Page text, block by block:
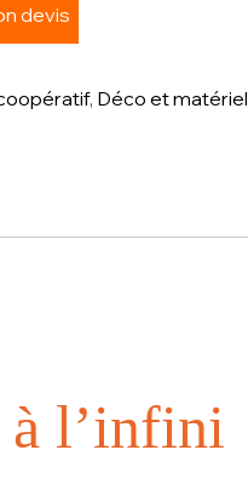
devis
, Déco et matériel
à l’infini